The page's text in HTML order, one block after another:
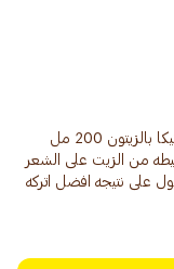
مستحضرات تجميل زيت للشعر زيت الشعر دابر فاتيكا بالزيتون 200 مل
من الزيت على الشعر
على نتيجه افضل اتركه